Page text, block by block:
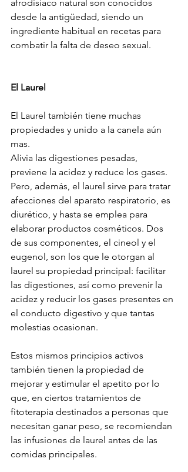
afrodisíaco natural son conocidos
desde la antigüedad, siendo un
ingrediente habitual en recetas para
combatir la falta de deseo sexual.
El Laurel
El Laurel también tiene muchas
propiedades y unido a la canela aún
mas.
Alivia las digestiones pesadas,
previene la acidez y reduce los gases.
Pero, además, el laurel sirve para tratar
afecciones del aparato respiratorio, es
diurético, y hasta se emplea para
elaborar productos cosméticos. Dos
de sus componentes, el cineol y el
eugenol, son los que le otorgan al
laurel su propiedad principal: facilitar
las digestiones, así como prevenir la
acidez y reducir los gases presentes en
el conducto digestivo y que tantas
molestias ocasionan.
Estos mismos principios activos
también tienen la propiedad de
mejorar y estimular el apetito por lo
que, en ciertos tratamientos de
fitoterapia destinados a personas que
necesitan ganar peso, se recomiendan
las infusiones de laurel antes de las
comidas principales.